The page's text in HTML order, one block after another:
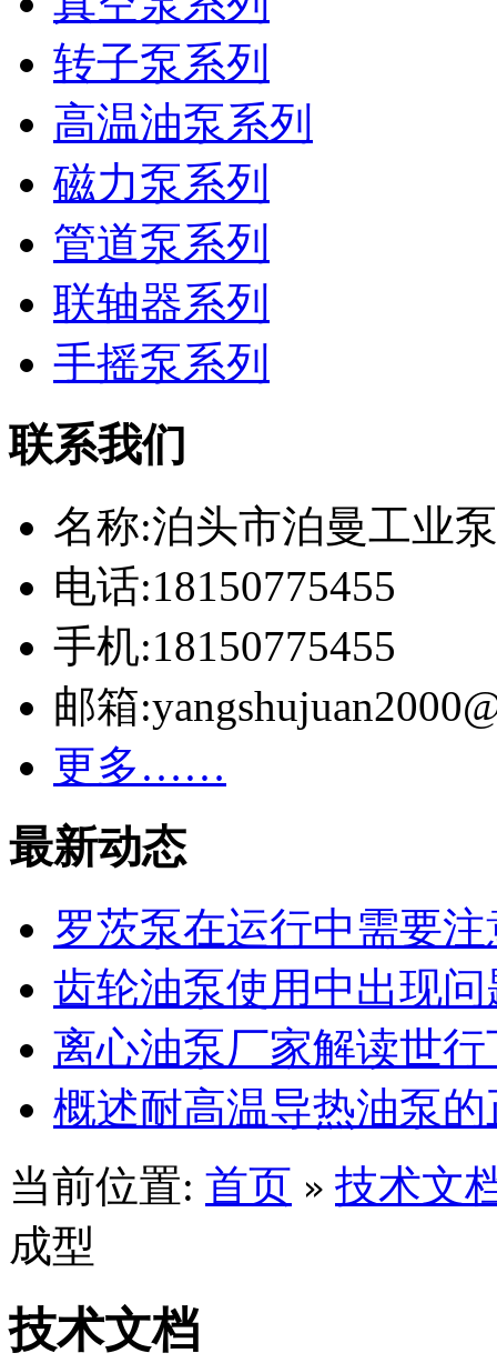
转子泵系列
高温油泵系列
磁力泵系列
管道泵系列
联轴器系列
手摇泵系列
联系我们
名称:泊头市泊曼工业
电话:18150775455
手机:18150775455
邮箱
更多……
最新动态
罗茨泵在运行中需要
齿轮油泵使用中出现
离心油泵厂家解读世
概述耐高温导热油泵
当前位置: 首页 » 技术文
成型
技术文档